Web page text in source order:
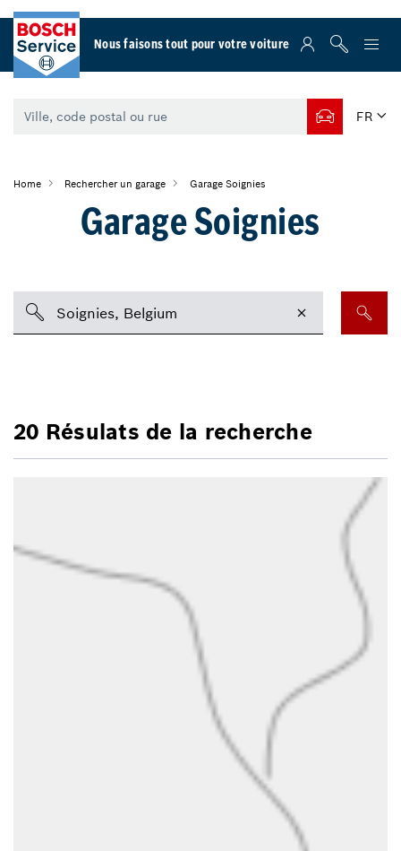
Nous faisons tout pour votre voiture
FR
Home Rechercher un garage Garage Soignies
Garage Soignies